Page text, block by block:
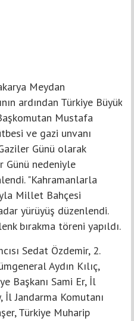
Meydan
ardından Türkiye Büyük
Mustafa
ve gazi unvanı
Günü olarak
Günü nedeniyle
"Kahramanlarla
Millet Bahçesi
yürüyüş düzenlendi.
bırakma töreni yapıldı.
Sedat Özdemir, 2.
Aydın Kılıç,
Başkanı Sami Er, İl
İl Jandarma Komutanı
Türkiye Muharip